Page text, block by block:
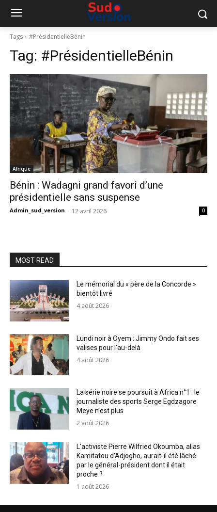
Tags #PrésidentielleBénin
Tag: #PrésidentielleBénin
Afrique
Bénin : Wadagni grand favori d’une
présidentielle sans suspense
Admin_sud_version - 12 avril 2026 0
MOST READ
Le mémorial du « père de la Concorde »
bientôt livré
4 août 2026
Lundi noir à Oyem : Jimmy Ondo fait ses
valises pour l’au-delà
4 août 2026
La série noire se poursuit à Africa n°1 : le
journaliste des sports Serge Egdzagore
Meye n’est plus
2 août 2026
L’activiste Pierre Wilfried Okoumba, alias
Kamitatou d’Adjogho, aurait-il été lâché
par le général-président dont il était
proche ?
1 août 2026